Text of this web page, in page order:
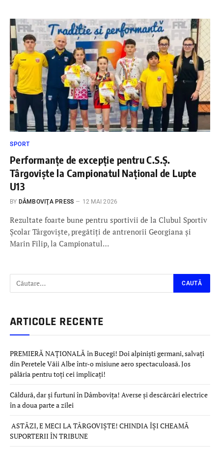
SPORT
Performanțe de excepție pentru C.S.Ș.
Târgoviște la Campionatul Național de Lupte
U13
BY DÂMBOVIŢA PRESS 12 MAI 2026
Rezultate foarte bune pentru sportivii de la Clubul Sportiv
Școlar Târgoviște, pregătiți de antrenorii Georgiana și
Marin Filip, la Campionatul…
ARTICOLE RECENTE
PREMIERĂ NAȚIONALĂ în Bucegi! Doi alpiniști germani, salvați
din Peretele Văii Albe într-o misiune aero spectaculoasă. Jos
pălăria pentru toți cei implicați!
Căldură, dar și furtuni în Dâmbovița! Averse și descărcări electrice
în a doua parte a zilei
ASTĂZI, E MECI LA TÂRGOVIȘTE! CHINDIA ÎȘI CHEAMĂ
SUPORTERII ÎN TRIBUNE